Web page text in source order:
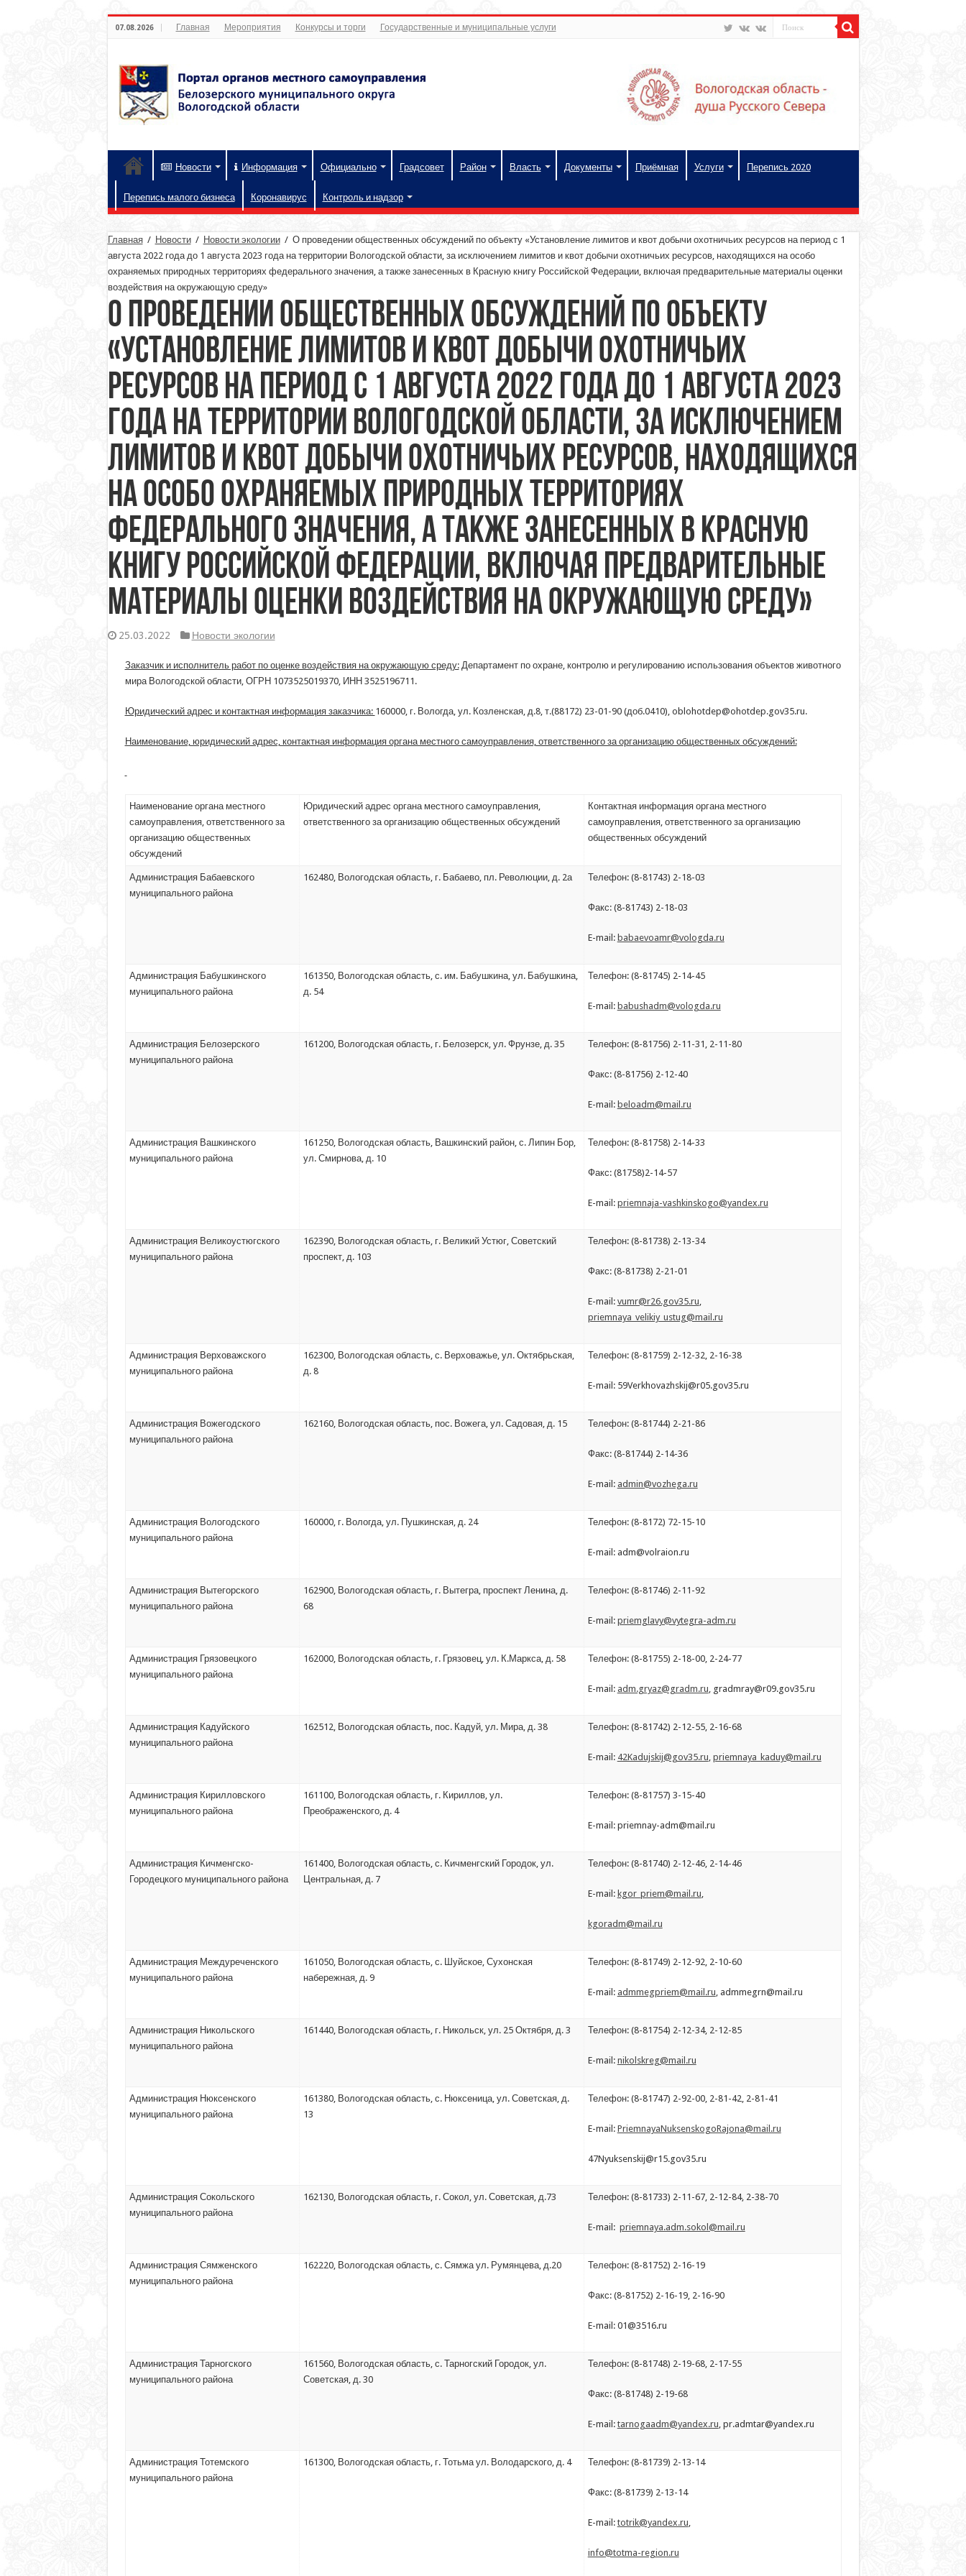
07.08.2026 Главная Мероприятия Конкурсы и торги Государственные и муниципальные услуги
Новости Информация Официально Градсовет Район Власть Документы Приёмная Услуги Перепись 2020
Перепись малого бизнеса Коронавирус Контроль и надзор
Главная / Новости / Новости экологии / О проведении общественных обсуждений по объекту «Установление лимитов и квот добычи охотничьих ресурсов на период с 1
августа 2022 года до 1 августа 2023 года на территории Вологодской области, за исключением лимитов и квот добычи охотничьих ресурсов, находящихся на особо
охраняемых природных территориях федерального значения, а также занесенных в Красную книгу Российской Федерации, включая предварительные материалы оценки
воздействия на окружающую среду»
О проведении общественных обсуждений по объекту
«Установление лимитов и квот добычи охотничьих
ресурсов на период с 1 августа 2022 года до 1 августа 2023
года на территории Вологодской области, за исключением
лимитов и квот добычи охотничьих ресурсов, находящихся
на особо охраняемых природных территориях
федерального значения, а также занесенных в Красную
книгу Российской Федерации, включая предварительные
материалы оценки воздействия на окружающую среду»
25.03.2022 Новости экологии
Заказчик и исполнитель работ по оценке воздействия на окружающую среду:Департамент по охране, контролю и регулированию использования объектов животного
мира Вологодской области, ОГРН 1073525019370, ИНН 3525196711.
Юридический адрес и контактная информация заказчика: 160000, г. Вологда, ул. Козленская, д.8, т.(88172) 23-01-90 (доб.0410), oblohotdep@ohotdep.gov35.ru.
Наименование, юридический адрес, контактная информация органа местного самоуправления, ответственного за организацию общественных обсуждений:
Наименование органа местного
самоуправления, ответственного за
организацию общественных
обсуждений
Юридический адрес органа местного самоуправления,
ответственного за организацию общественных обсуждений
Контактная информация органа местного
самоуправления, ответственного за организацию
общественных обсуждений
Администрация Бабаевского
муниципального района
162480, Вологодская область, г. Бабаево, пл. Революции, д. 2а Телефон: (8-81743) 2-18-03
Факс: (8-81743) 2-18-03
E-mail: babaevoamr@vologda.ru
Администрация Бабушкинского
муниципального района
161350, Вологодская область, с. им. Бабушкина, ул. Бабушкина,
д. 54
Телефон: (8-81745) 2-14-45
E-mail: babushadm@vologda.ru
Администрация Белозерского
муниципального района
161200, Вологодская область, г. Белозерск, ул. Фрунзе, д. 35 Телефон: (8-81756) 2-11-31, 2-11-80
Факс: (8-81756) 2-12-40
E-mail: beloadm@mail.ru
Администрация Вашкинского
муниципального района
161250, Вологодская область, Вашкинский район, с. Липин Бор,
ул. Смирнова, д. 10
Телефон: (8-81758) 2-14-33
Факс: (81758)2-14-57
E-mail: priemnaja-vashkinskogo@yandex.ru
Администрация Великоустюгского
муниципального района
162390, Вологодская область, г. Великий Устюг, Советский
проспект, д. 103
Телефон: (8-81738) 2-13-34
Факс: (8-81738) 2-21-01
E-mail: vumr@r26.gov35.ru
priemnaya_velikiy_ustug@mail.ru
Администрация Верховажского
муниципального района
162300, Вологодская область, с. Верховажье, ул. Октябрьская,
д. 8
Телефон: (8-81759) 2-12-32, 2-16-38
E-mail: 59Verkhovazhskij@r05.gov35.ru
Администрация Вожегодского
муниципального района
162160, Вологодская область, пос. Вожега, ул. Садовая, д. 15 Телефон: (8-81744) 2-21-86
Факс: (8-81744) 2-14-36
E-mail: admin@vozhega.ru
Администрация Вологодского
муниципального района
160000, г. Вологда, ул. Пушкинская, д. 24 Телефон: (8-8172) 72-15-10
E-mail: adm@volraion.ru
Администрация Вытегорского
муниципального района
162900, Вологодская область, г. Вытегра, проспект Ленина, д.
68
Телефон: (8-81746) 2-11-92
E-mail: priemglavy@vytegra-adm.ru
Администрация Грязовецкого
муниципального района
162000, Вологодская область, г. Грязовец, ул. К.Маркса, д. 58 Телефон: (8-81755) 2-18-00, 2-24-77
E-mail: adm.gryaz@gradm.ru , gradmray@r09.gov35.ru
Администрация Кадуйского
муниципального района
162512, Вологодская область, пос. Кадуй, ул. Мира, д. 38 Телефон: (8-81742) 2-12-55, 2-16-68
E-mail: 42Kadujskij@gov35.ru priemnaya_kaduy@mail.ru
Администрация Кирилловского
муниципального района
161100, Вологодская область, г. Кириллов, ул.
Преображенского, д. 4
Телефон: (8-81757) 3-15-40
E-mail: priemnay-adm@mail.ru
Администрация Кичменгско-
Городецкого муниципального района
161400, Вологодская область, с. Кичменгский Городок, ул.
Центральная, д. 7
Телефон: (8-81740) 2-12-46, 2-14-46
E-mail: kgor_priem@mail.ru
kgoradm@mail.ru
Администрация Междуреченского
муниципального района
161050, Вологодская область, с. Шуйское, Сухонская
набережная, д. 9
Телефон: (8-81749) 2-12-92, 2-10-60
E-mail: admmegpriem@mail.ru , admmegrn@mail.ru
Администрация Никольского
муниципального района
161440, Вологодская область, г. Никольск, ул. 25 Октября, д. 3 Телефон: (8-81754) 2-12-34, 2-12-85
E-mail: nikolskreg@mail.ru
Администрация Нюксенского
муниципального района
161380, Вологодская область, с. Нюксеница, ул. Советская, д.
13
Телефон: (8-81747) 2-92-00, 2-81-42, 2-81-41
E-mail: PriemnayaNuksenskogoRajona@mail.ru
47Nyuksenskij@r15.gov35.ru
Администрация Сокольского
муниципального района
162130, Вологодская область, г. Сокол, ул. Советская, д.73 Телефон: (8-81733) 2-11-67, 2-12-84, 2-38-70
E-mail: priemnaya.adm.sokol@mail.ru
Администрация Сямженского
муниципального района
162220, Вологодская область, с. Сямжа ул. Румянцева, д.20 Телефон: (8-81752) 2-16-19
Факс: (8-81752) 2-16-19, 2-16-90
E-mail: 01@3516.ru
Администрация Тарногского
муниципального района
161560, Вологодская область, с. Тарногский Городок, ул.
Советская, д. 30
Телефон: (8-81748) 2-19-68, 2-17-55
Факс: (8-81748) 2-19-68
E-mail: tarnogaadm@yandex.ru , pr.admtar@yandex.ru
Администрация Тотемского
муниципального района
161300, Вологодская область, г. Тотьма ул. Володарского, д. 4 Телефон: (8-81739) 2-13-14
Факс: (8-81739) 2-13-14
E-mail: totrik@yandex.ru
info@totma-region.ru